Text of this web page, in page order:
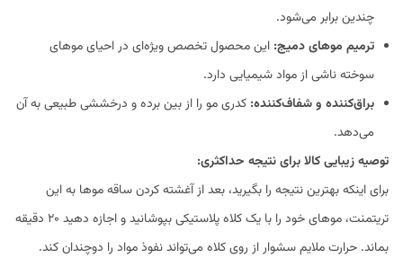
چندین برابر می‌شود.
ترمیم موهای دمیج: این محصول تخصص ویژه‌ای در احیای موهای
سوخته ناشی از مواد شیمیایی دارد.
براق‌کننده و شفاف‌کننده: کدری مو را از بین برده و درخششی طبیعی به آن
می‌دهد.
توصیه زیبایی کالا برای نتیجه حداکثری:
برای اینکه بهترین نتیجه را بگیرید، بعد از آغشته کردن ساقه موها به این
تریتمنت، موهای خود را با یک کلاه پلاستیکی بپوشانید و اجازه دهید ۲۰ دقیقه
بماند. حرارت ملایم سشوار از روی کلاه می‌تواند نفوذ مواد را دوچندان کند.